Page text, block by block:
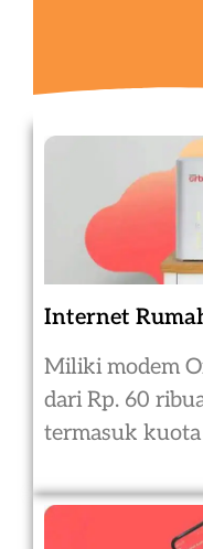
Internet
Miliki modem
dari Rp. 60
termasuk